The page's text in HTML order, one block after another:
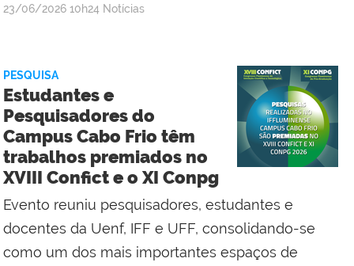
por
Comunicação
Social
do
Campus
Maricá
publicado
23/06/2026 10h24 Notícias
PESQUISA
Estudantes e
Pesquisadores do
Campus Cabo Frio têm
trabalhos premiados no
XVIII Confict e o XI Conpg
Evento reuniu pesquisadores, estudantes e
docentes da Uenf, IFF e UFF, consolidando-se
como um dos mais importantes espaços de